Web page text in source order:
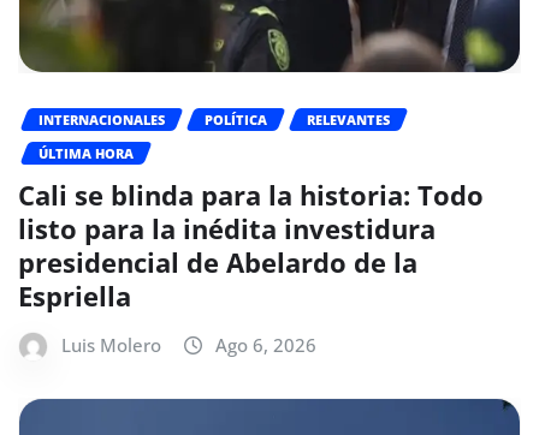
INTERNACIONALES POLÍTICA
RELEVANTES
ÚLTIMA HORA
Cali se blinda para la historia: Todo
listo para la inédita investidura
presidencial de Abelardo de la
Espriella
Luis Molero Ago 6, 2026